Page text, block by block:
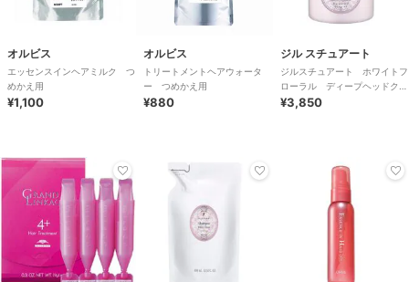
オルビス
エッセンスインヘアミルク つ
めかえ用
¥1,100
オルビス
トリートメントヘアウォータ
ー つめかえ用
¥880
ジル スチュアート
ジルスチュアート ホワイトフ
ローラル ディープヘッドクレ
ンズ
¥3,850